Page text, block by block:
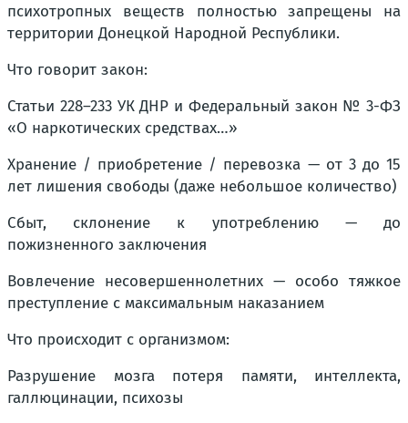
психотропных веществ полностью запрещены на
территории Донецкой Народной Республики.
Что говорит закон:
Статьи 228–233 УК ДНР и Федеральный закон № 3-ФЗ
«О наркотических средствах…»
Хранение / приобретение / перевозка — от 3 до 15
лет лишения свободы (даже небольшое количество)
Сбыт, склонение к употреблению — до
пожизненного заключения
Вовлечение несовершеннолетних — особо тяжкое
преступление с максимальным наказанием
Что происходит с организмом:
Разрушение мозга потеря памяти, интеллекта,
галлюцинации, психозы